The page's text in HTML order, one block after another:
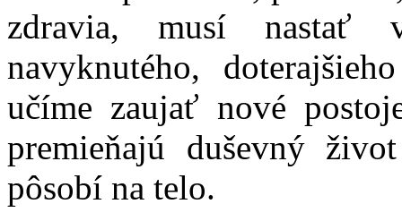
zdravia, musí nastať
navyknutého,
učíme zaujať nové
premieňajú duševný
pôsobí na telo.